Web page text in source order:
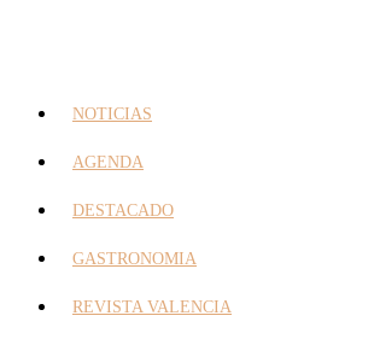
NOTICIAS
AGENDA
DESTACADO
GASTRONOMIA
REVISTA VALENCIA